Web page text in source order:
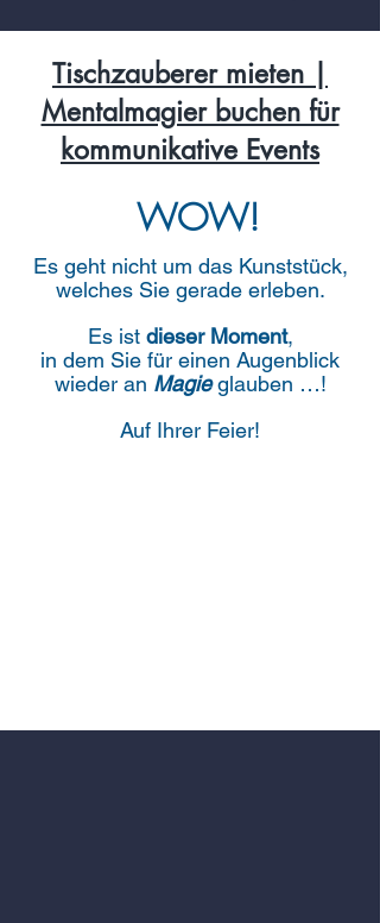
Tischzauberer mieten |
Mentalmagier buchen für
kommunikative Events
WOW!
Es geht nicht um das Kunststück,
welches Sie gerade erleben.
Es ist dieser Moment,
in dem Sie für einen Augenblick
wieder an Magieglauben …!
Auf Ihrer Feier!